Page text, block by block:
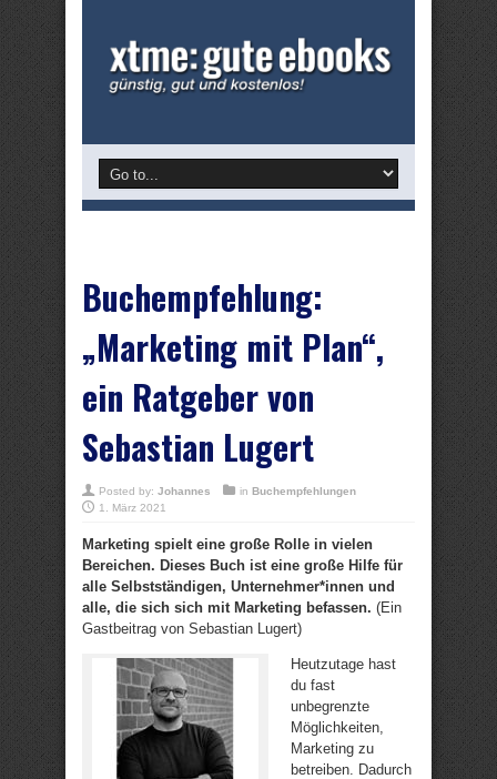
Buchempfehlung:
„Marketing mit Plan“,
ein Ratgeber von
Sebastian Lugert
Posted by: Johannes in Buchempfehlungen
1. März 2021
Marketing spielt eine große Rolle in vielen
Bereichen. Dieses Buch ist eine große Hilfe für
alle Selbstständigen, Unternehmer*innen und
alle, die sich sich mit Marketing befassen. (Ein
Gastbeitrag von Sebastian Lugert)
Heutzutage hast
du fast
unbegrenzte
Möglichkeiten,
Marketing zu
betreiben. Dadurch